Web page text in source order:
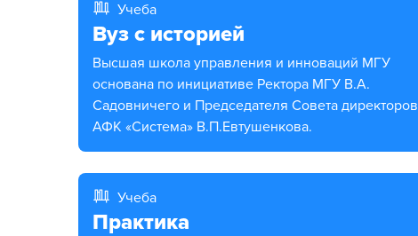
Учеба
Вуз с историей
Высшая школа управления и инноваций МГУ
основана по инициативе Ректора МГУ В.А.
Садовничего и Председателя Совета директоров
АФК «Система» В.П.Евтушенкова.
Учеба
Практика